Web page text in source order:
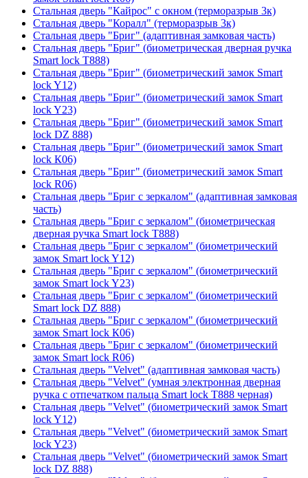
Стальная дверь "Кайрос" с окном (терморазрыв 3к)
Стальная дверь "Коралл" (терморазрыв 3к)
Стальная дверь "Бриг" (адаптивная замковая часть)
Стальная дверь "Бриг" (биометрическая дверная ручка
Smart lock T888)
Стальная дверь "Бриг" (биометрический замок Smart
lock Y12)
Стальная дверь "Бриг" (биометрический замок Smart
lock Y23)
Стальная дверь "Бриг" (биометрический замок Smart
lock DZ 888)
Стальная дверь "Бриг" (биометрический замок Smart
lock К06)
Стальная дверь "Бриг" (биометрический замок Smart
lock R06)
Стальная дверь "Бриг с зеркалом" (адаптивная замковая
часть)
Стальная дверь "Бриг с зеркалом" (биометрическая
дверная ручка Smart lock T888)
Стальная дверь "Бриг с зеркалом" (биометрический
замок Smart lock Y12)
Стальная дверь "Бриг с зеркалом" (биометрический
замок Smart lock Y23)
Стальная дверь "Бриг с зеркалом" (биометрический
Smart lock DZ 888)
Стальная дверь "Бриг с зеркалом" (биометрический
замок Smart lock К06)
Стальная дверь "Бриг с зеркалом" (биометрический
замок Smart lock R06)
Стальная дверь "Velvet" (адаптивная замковая часть)
Стальная дверь "Velvet" (умная электронная дверная
ручка с отпечатком пальца Smart lock T888 черная)
Стальная дверь "Velvet" (биометрический замок Smart
lock Y12)
Стальная дверь "Velvet" (биометрический замок Smart
lock Y23)
Стальная дверь "Velvet" (биометрический замок Smart
lock DZ 888)